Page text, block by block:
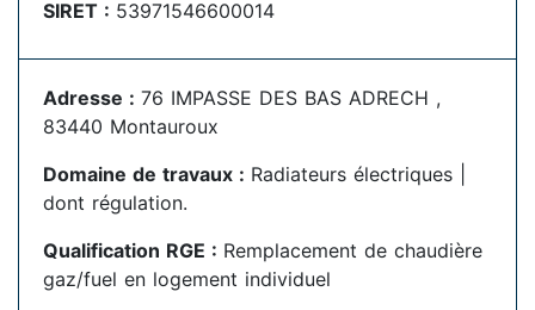
SIRET : 53971546600014
Adresse : 76 IMPASSE DES BAS ADRECH ,
83440 Montauroux
Domaine de travaux : Radiateurs électriques |
dont régulation.
Qualification RGE : Remplacement de chaudière
gaz/fuel en logement individuel